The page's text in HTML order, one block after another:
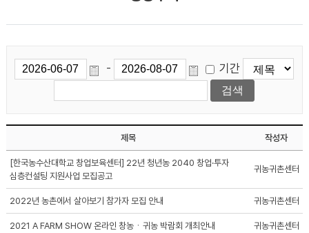
- 기간
제목 작성자
[한국농수산대학교 창업보육센터] 22년 청년농 2040 창업·투자
심층컨설팅 지원사업 모집공고
귀농귀촌센터
2022년 농촌에서 살아보기 참가자 모집 안내 귀농귀촌센터
2021 A FARM SHOW 온라인 창농ㆍ귀농 박람회 개최안내 귀농귀촌센터